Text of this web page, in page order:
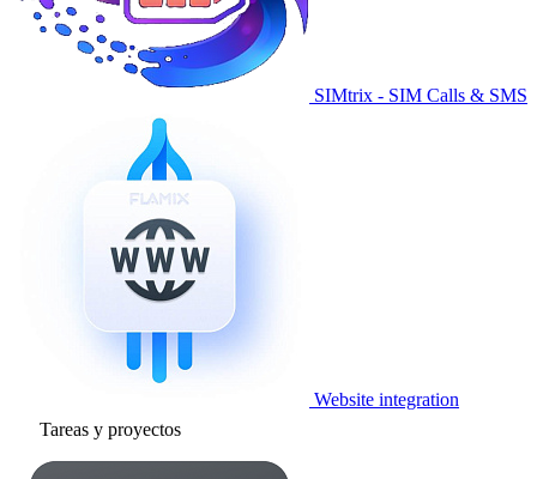
SIMtrix - SIM Calls & SMS
Website integration
Tareas y proyectos